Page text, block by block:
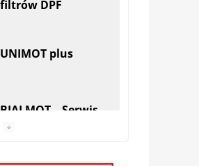
BIALMOT – Serwis
Wielomarkowy
AUTO SERWIS|
Hryniewicze